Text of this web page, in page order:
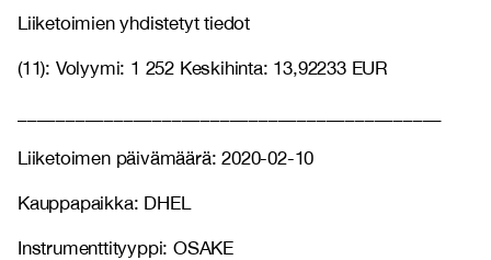
Liiketoimien yhdistetyt tiedot
(11): Volyymi: 1 252 Keskihinta: 13,92233 EUR
Liiketoimen päivämäärä: 2020-02-10
Kauppapaikka: DHEL
Instrumenttityyppi: OSAKE